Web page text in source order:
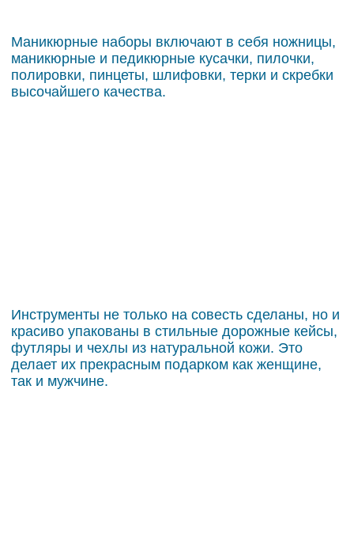
Маникюрные наборы включают в себя ножницы,
маникюрные и педикюрные кусачки, пилочки,
полировки, пинцеты, шлифовки, терки и скребки
высочайшего качества.
Инструменты не только на совесть сделаны, но и
красиво упакованы в стильные дорожные кейсы,
футляры и чехлы из натуральной кожи. Это
делает их прекрасным подарком как женщине,
так и мужчине.